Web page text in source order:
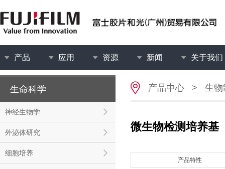
产品 应用 资源 新闻 关于我们
生命科学
神经生物学
外泌体研究
细胞培养
产品中心 > 生物
微生物检测培养基
产品特性